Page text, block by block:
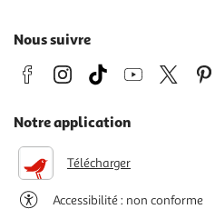
Nous suivre
Notre application
Télécharger
Accessibilité : non conforme